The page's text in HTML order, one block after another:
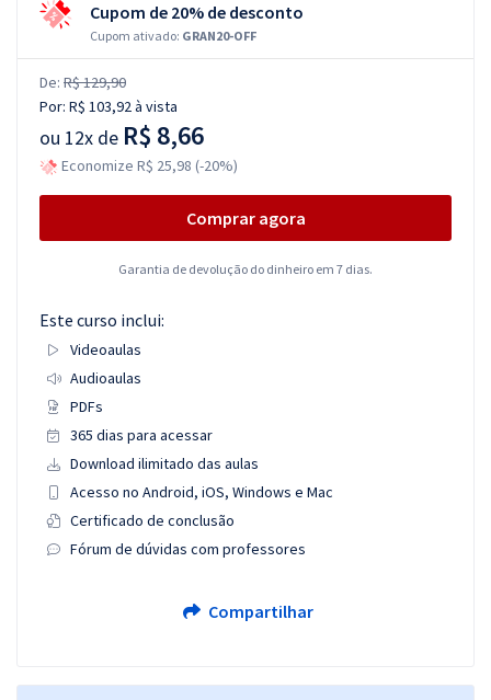
Cupom de 20% de desconto
Cupom ativado: GRAN20-OFF
De: R$ 129,90
Por: R$ 103,92à vista
ou 12x de R$ 8,66
Economize R$ 25,98 (-20%)
Comprar agora
Garantia de devolução do dinheiro em 7 dias.
Este curso inclui:
Videoaulas
Audioaulas
PDFs
365 dias para acessar
Download ilimitado das aulas
Acesso no Android, iOS, Windows e Mac
Certificado de conclusão
Fórum de dúvidas com professores
Compartilhar